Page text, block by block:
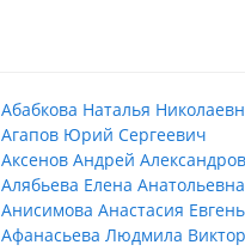
Абабкова Наталья
Агапов Юрий Сергеевич
Аксенов Андрей
Алябьева Елена Анатольевна
Анисимова Анастасия
Афанасьева Людмила